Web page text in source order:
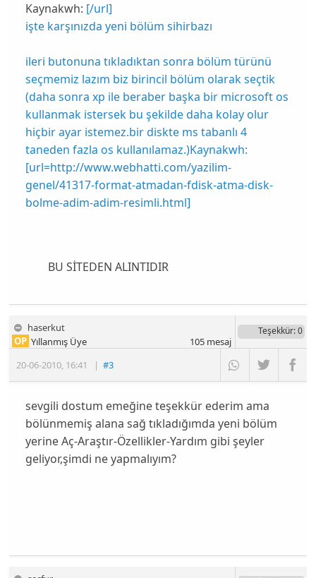
Kaynakwh: [/url]
işte karşınızda yeni bölüm sihirbazı
ileri butonuna tıkladıktan sonra bölüm türünü
seçmemiz lazım biz birincil bölüm olarak seçtik
(daha sonra xp ile beraber başka bir microsoft os
kullanmak istersek bu şekilde daha kolay olur
hiçbir ayar istemez.bir diskte ms tabanlı 4
taneden fazla os kullanılamaz.)Kaynakwh:
[url=http://www.webhatti.com/yazilim-
genel/41317-format-atmadan-fdisk-atma-disk-
bolme-adim-adim-resimli.html]
BU SİTEDEN ALINTIDIR
haserkut
20-06-2010, 16:41 |#3
OP Yıllanmış Üye
Teşekkür: 0
105mesaj
sevgili dostum emeğine teşekkür ederim ama
bölünmemiş alana sağ tıkladığımda yeni bölüm
yerine Aç-Araştır-Özellikler-Yardım gibi şeyler
geliyor,şimdi ne yapmalıyım?